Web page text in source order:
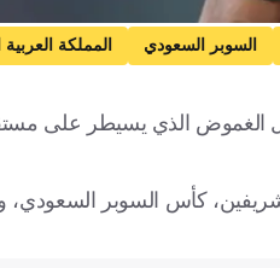
السوبر السعودي
المملكة
ظل الغموض الذي يسيطر على
خادم الحرمين الشريفين، كأس السوبر